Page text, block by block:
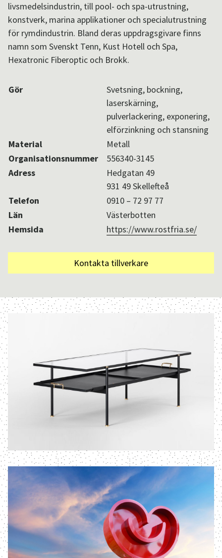
livsmedelsindustrin, till pool- och spa-utrustning,
konstverk, marina applikationer och specialutrustning
för rymdindustrin. Bland deras uppdragsgivare finns
namn som Svenskt Tenn, Kust Hotell och Spa,
Hexatronic Fiberoptic och Brokk.
Gör
Svetsning, bockning,
laserskärning,
pulverlackering, exponering,
elförzinkning och stansning
Material
Metall
Organisationsnummer
556340-3145
Adress
Hedgatan 49
931 49 Skellefteå
Telefon
0910 – 72 97 77
Län
Västerbotten
Hemsida
https://www.rostfria.se/
Kontakta tillverkare